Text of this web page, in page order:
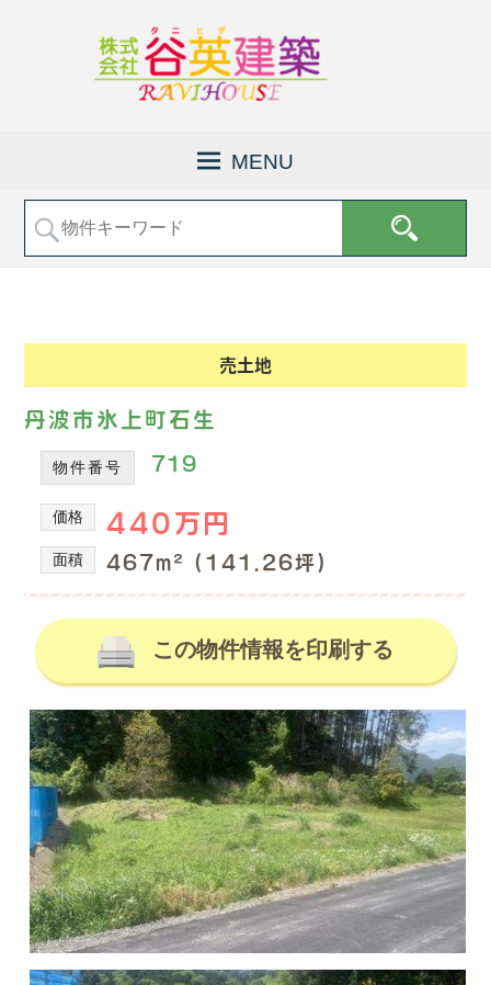
社
谷
福
知
山
市
の
不
動
産
情
報、
土
地
売
買、
土
地
購
入
の
事
な
知
山
売
な
ど
の
不
産
を
取
り
扱
っ
て
い
る
株
式
会
社
谷
英
建
築
の
不
動
MENU
売土地
丹波市氷上町石生
物件番号 719
価格 440万円
面積 467m² (141.26坪)
この物件情報を印刷する